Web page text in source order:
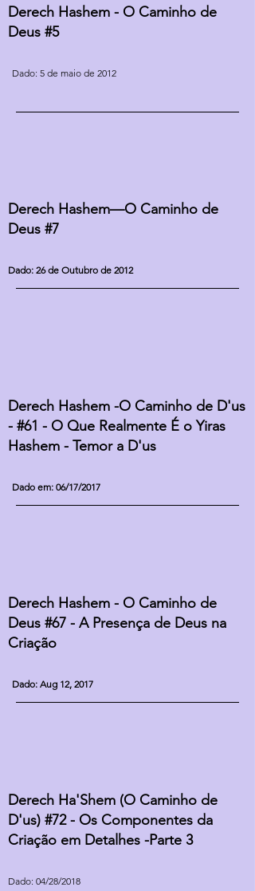
Derech Hashem - O Caminho de
Deus #5
Dado: 5 de maio de 2012
Derech Hashem—O Caminho de
Deus #7
Dado: 26 de Outubro de 2012
Derech Hashem -O Caminho de D'us
- #61 - O Que Realmente É o Yiras
Hashem - Temor a D'us
Dado em: 06/17/2017
Derech Hashem - O Caminho de
Deus #67 - A Presença de Deus na
Criação
Dado: Aug 12, 2017
Derech Ha'Shem (O Caminho de
D'us) #72 - Os Componentes da
Criação em Detalhes -Parte 3
Dado: 04/28/2018